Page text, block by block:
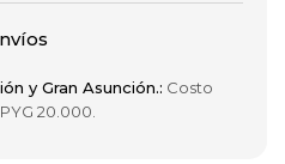
y Gran Asunción.: Costo
20.000.